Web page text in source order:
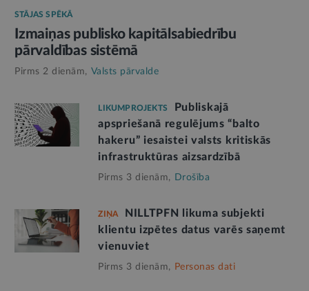
STĀJAS SPĒKĀ
Izmaiņas publisko kapitālsabiedrību
pārvaldības sistēmā
Pirms 2 dienām, Valsts pārvalde
LIKUMPROJEKTS
Publiskajā
apspriešanā regulējums “balto
hakeru” iesaistei valsts kritiskās
infrastruktūras aizsardzībā
Pirms 3 dienām, Drošība
ZIŅA
NILLTPFN likuma subjekti
klientu izpētes datus varēs saņemt
vienuviet
Pirms 3 dienām, Personas dati